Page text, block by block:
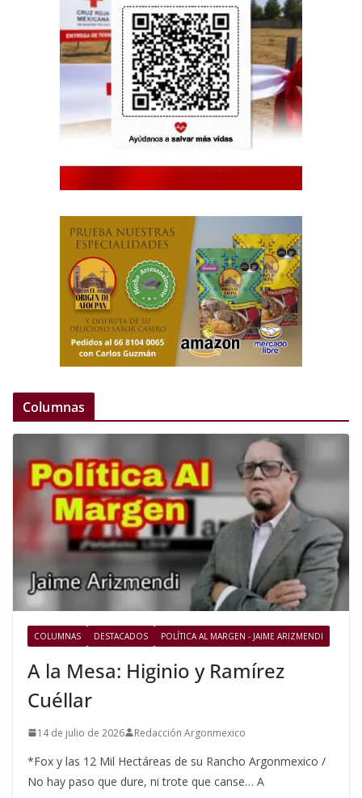
Columnas
COLUMNAS DESTACADOS POLÍTICA AL MARGEN - JAIME ARIZMENDI
A la Mesa: Higinio y Ramírez
Cuéllar
14 de julio de 2026 Redacción Argonmexico
*Fox y las 12 Mil Hectáreas de su Rancho Argonmexico /
No hay paso que dure, ni trote que canse… A